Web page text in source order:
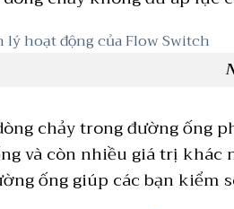
chảy trong đường ống
và còn nhiều giá trị khác
ống giúp các bạn kiểm